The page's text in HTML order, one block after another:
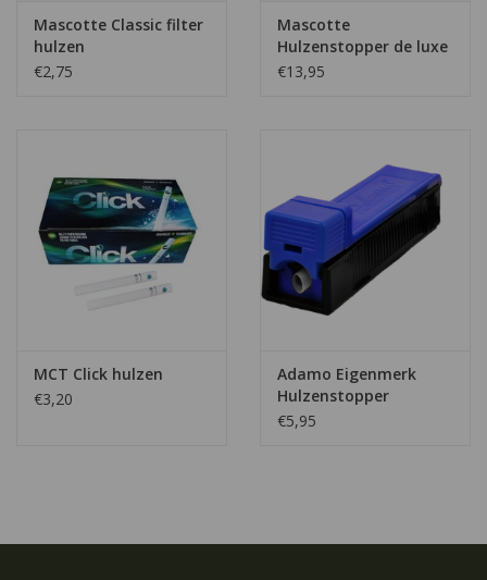
Mascotte Classic filter
hulzen
€2,75
Mascotte
Hulzenstopper de luxe
€13,95
MCT Click hulzen
€3,20
Adamo Eigenmerk
Hulzenstopper
€5,95